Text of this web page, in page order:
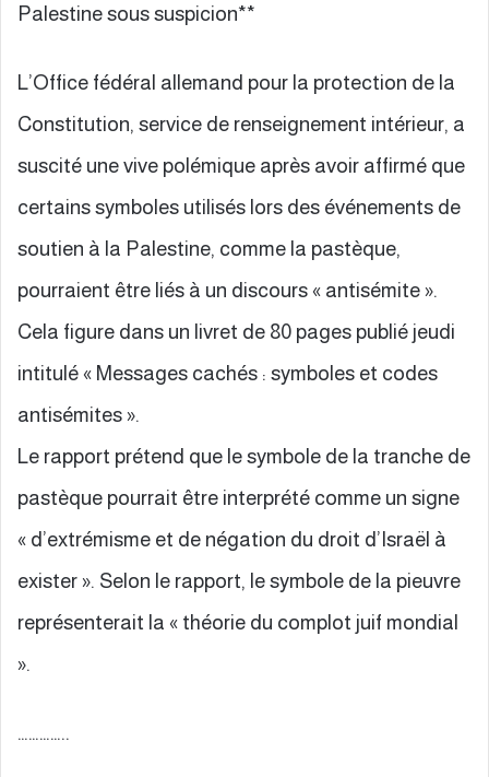
Palestine sous suspicion**
L’Office fédéral allemand pour la protection de la
Constitution, service de renseignement intérieur, a
suscité une vive polémique après avoir affirmé que
certains symboles utilisés lors des événements de
soutien à la Palestine, comme la pastèque,
pourraient être liés à un discours « antisémite ».
Cela figure dans un livret de 80 pages publié jeudi
intitulé « Messages cachés : symboles et codes
antisémites ».
Le rapport prétend que le symbole de la tranche de
pastèque pourrait être interprété comme un signe
« d’extrémisme et de négation du droit d’Israël à
exister ». Selon le rapport, le symbole de la pieuvre
représenterait la « théorie du complot juif mondial
».
…………..